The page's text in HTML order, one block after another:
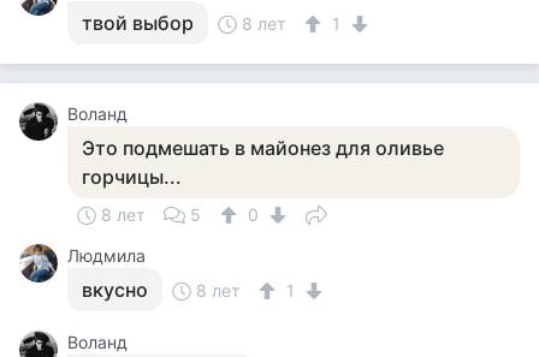
твой выбор 8 лет 1
Воланд
Это подмешать в майонез для оливье
горчицы...
8 лет 5
0
Людмила
вкусно 8 лет 1
Воланд